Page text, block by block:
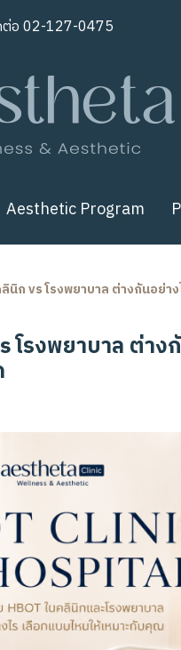
อ02-127-0475
Aesthetic Program
นิก vs โรงพยาบาล ต่างกันอย่
รงพยาบาล ต่าง